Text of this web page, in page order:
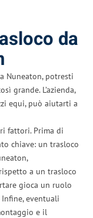
da
Nuneaton, potresti
grande. L’azienda,
equi, può aiutarti a
fattori. Prima di
chiave: un trasloco
a un trasloco
gioca un ruolo
eventuali
e il